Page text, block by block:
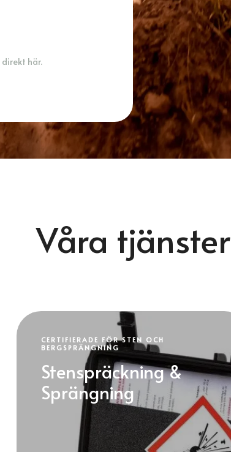
här.
Våra tjänster
CERTIFIERADE FÖR STEN OCH
BERGSPRÄNGNING
Stenspräckning &
Sprängning